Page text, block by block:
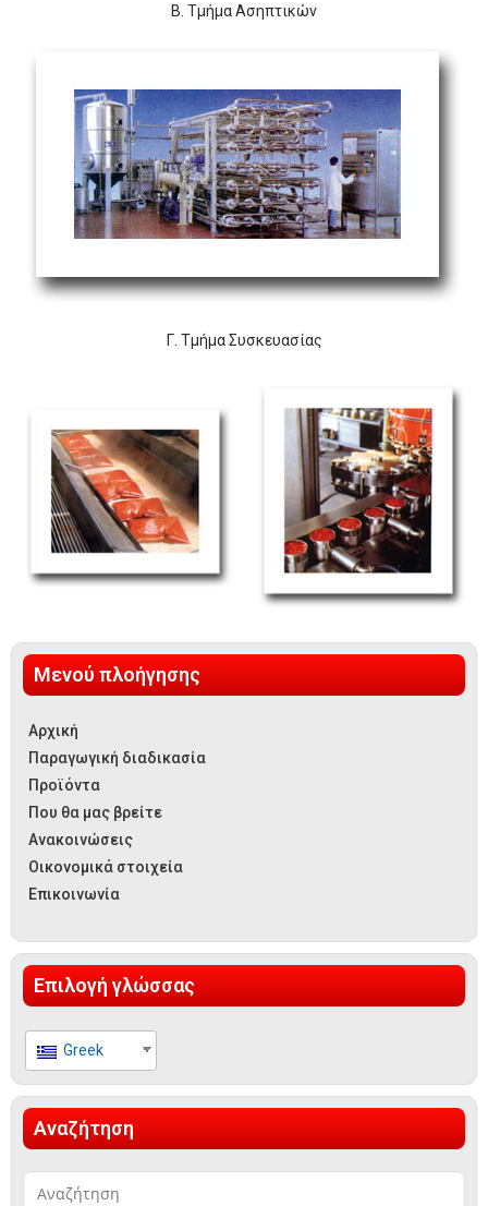
Μενού πλοήγησης
Αρχική
Παραγωγική διαδικασία
Προϊόντα
Που θα μας βρείτε
Ανακοινώσεις
Οικονομικά στοιχεία
Επικοινωνία
Επιλογή γλώσσας
Greek
Αναζήτηση
Β. Τμήμα Ασηπτικών
Γ. Τμήμα Συσκευασίας